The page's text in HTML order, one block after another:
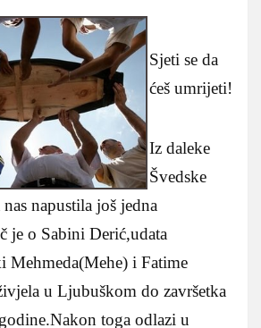
Sjeti se da
ćeš umrijeti!
Iz daleke
Švedske
napustila još jedna
je o Sabini Derić,udata
Mehmeda(Mehe) i Fatime
u Ljubuškom do završetka
toga odlazi u